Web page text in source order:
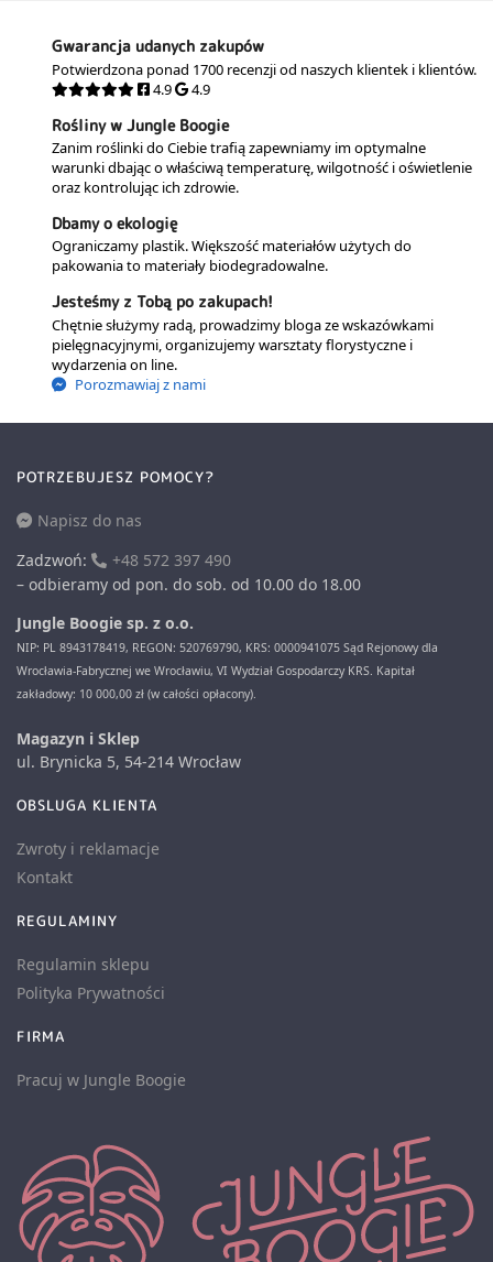
Gwarancja udanych zakupów
Potwierdzona ponad 1700 recenzji od naszych klientek i klientów.
4.9
4.9
Rośliny w Jungle Boogie
Zanim roślinki do Ciebie trafią zapewniamy im optymalne
warunki dbając o właściwą temperaturę, wilgotność i oświetlenie
oraz kontrolując ich zdrowie.
Dbamy o ekologię
Ograniczamy plastik. Większość materiałów użytych do
pakowania to materiały biodegradowalne.
Jesteśmy z Tobą po zakupach!
Chętnie służymy radą, prowadzimy bloga ze wskazówkami
pielęgnacyjnymi, organizujemy warsztaty florystyczne i
wydarzenia on line.
Porozmawiaj z nami
POTRZEBUJESZ POMOCY?
Napisz do nas
Zadzwoń:
+48 572 397 490
– odbieramy od pon. do sob. od 10.00 do 18.00
Jungle Boogie sp. z o.o.
NIP: PL 8943178419, REGON: 520769790, KRS: 0000941075 Sąd Rejonowy dla
Wrocławia-Fabrycznej we Wrocławiu, VI Wydział Gospodarczy KRS. Kapitał
zakładowy: 10 000,00 zł (w całości opłacony).
Magazyn i Sklep
ul. Brynicka 5, 54-214 Wrocław
OBSLUGA KLIENTA
Zwroty i reklamacje
Kontakt
REGULAMINY
Regulamin sklepu
Polityka Prywatności
FIRMA
Pracuj w Jungle Boogie